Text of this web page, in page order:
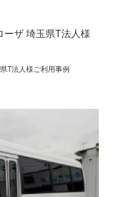
ザ 埼玉県T法人様
T法人様ご利用事例